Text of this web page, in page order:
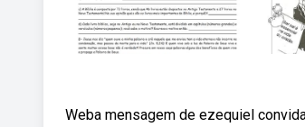
Weba mensagem de ezequiel